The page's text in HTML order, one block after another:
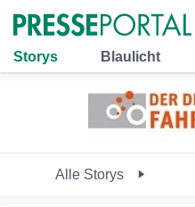
Storys Blaulicht
Alle Storys